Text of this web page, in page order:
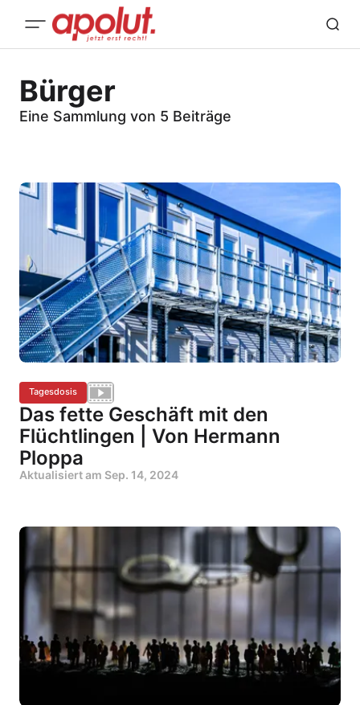
Bürger
Eine Sammlung von 5 Beiträge
Tagesdosis
Das fette Geschäft mit den
Flüchtlingen | Von Hermann
Ploppa
Aktualisiert am Sep. 14, 2024